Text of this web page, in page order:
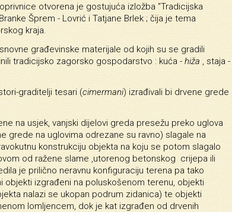
otvorena je gostujuća izložba "Tradicijska
Šprem - Lovrić i Tatjane Brlek ; čija je tema
kraja.
građevinske materijale od kojih su se gradili
tradicijsko zagorsko gospodarstvo : kuća -hiža, staja -
graditelji tesari (cimermani) izrađivali bi drvene grede
na usjek, vanjski dijelovi greda presežu preko uglova
grede na uglovima odrezane su ravno) slagale na
konstrukciju objekta na koju se potom slagalo
od ražene slame ,utorenog betonskog crijepa ili
je prilično neravnu konfiguraciju terena pa tako
izgrađeni na poluskošenom terenu, objekti
nalazi se ukopan podrum zidanica) te objekti
lomljencem, dok je kat izgrađen od drvenih